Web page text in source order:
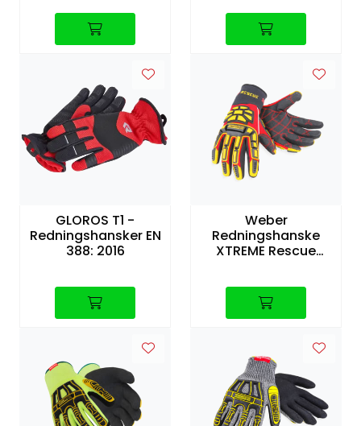
GLOROS T1 -
Redningshansker EN
388: 2016
Weber
Redningshanske
XTREME Rescue